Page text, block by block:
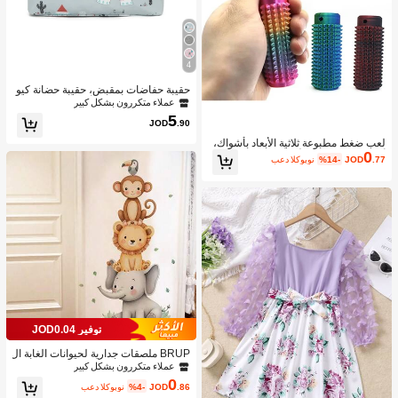
لعب ضغط مطبوعة ثلاثية الأبعاد بأشواك،
ألعاب إغاثة ضغط للأعمار 14+
JOD0.77
%14- بعد الكوبون
4
حقيبة حفاضات بمقبض، حقيبة حضانة كيو
ت صغيرة للمستشفى أو للسفر، حقيبة ك
تف للأم والأب متعددة الوظائف لتخزين ال
حفاضات والمناديل المبللة والألعاب، لاست
عملاء متكررون بشكل كبير
JOD5.90
توفير JOD0.04
BRUP ملصقات جدارية لحيوانات الغابة ال
جميلة المائية - ملصقات لاصقة ذاتية اللص
ق من البولي فينيل كلوريد قابلة للإزالة -
مناسبة لديكور غرفة الأولاد / ديكور غرفة ا
عملاء متكررون بشكل كبير
JOD0.86
%4- بعد الكوبون